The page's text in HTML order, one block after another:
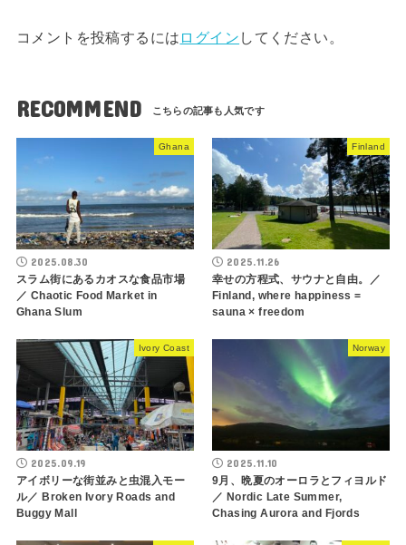
コメントを投稿するには ログイン してください。
RECOMMEND
Ghana
2025.08.30
スラム街にあるカオスな食品市場
／ Chaotic Food Market in
Ghana Slum
Finland
2025.11.26
幸せの方程式、サウナと自由。／
Finland, where happiness =
sauna × freedom
Ivory Coast
2025.09.19
アイボリーな街並みと虫混入モー
ル／ Broken Ivory Roads and
Buggy Mall
Norway
2025.11.10
9月、晩夏のオーロラとフィヨルド
／ Nordic Late Summer,
Chasing Aurora and Fjords